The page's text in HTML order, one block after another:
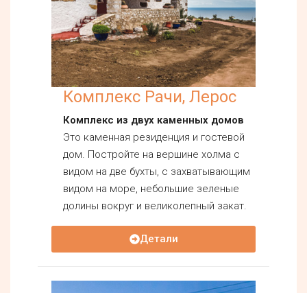
Комплекс Рачи, Лерос
Комплекс из двух каменных домов
Это каменная резиденция и гостевой
дом. Постройте на вершине холма с
видом на две бухты, с захватывающим
видом на море, небольшие зеленые
долины вокруг и великолепный закат.
Детали